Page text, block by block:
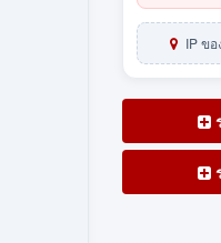
IP ข